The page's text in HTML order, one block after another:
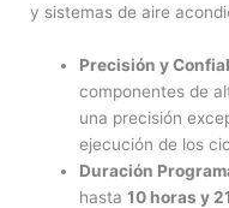
y sistemas de aire
Precisión y
componentes de
una precisión
ejecución de los
Duración
hasta10 horas y